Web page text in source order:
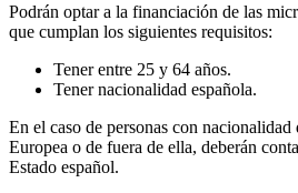
Podrán optar a la financiación de las
que cumplan los siguientes requisitos:
Tener entre 25 y 64 años.
Tener nacionalidad española.
En el caso de personas con
Europea o de fuera de ella, deberán
Estado español.